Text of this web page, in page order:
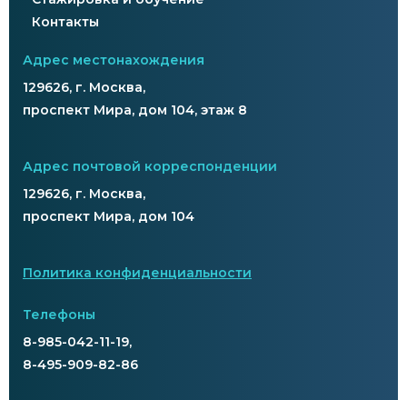
Контакты
Адрес местонахождения
129626, г. Москва,
проспект Мира, дом 104, этаж 8
Адрес почтовой корреспонденции
129626, г. Москва,
проспект Мира, дом 104
Политика конфиденциальности
Телефоны
8-985-042-11-19,
8-495-909-82-86